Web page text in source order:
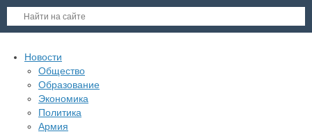
Новости
Общество
Образование
Экономика
Политика
Армия